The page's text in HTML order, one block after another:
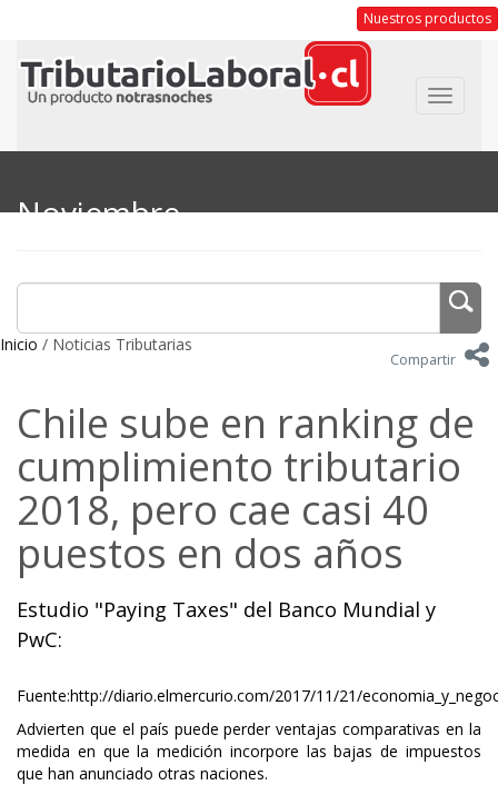
Nuestros productos
Toggle
Noviembre
Inicio / Noticias Tributarias
Compartir
Chile sube en ranking de
cumplimiento tributario
2018, pero cae casi 40
puestos en dos años
Estudio "Paying Taxes" del Banco Mundial y
PwC:
Fuente:http://diario.elmercurio.com/2017/11/21/
Advierten que el país puede perder ventajas comparativas en la
medida en que la medición incorpore las bajas de impuestos
que han anunciado otras naciones.